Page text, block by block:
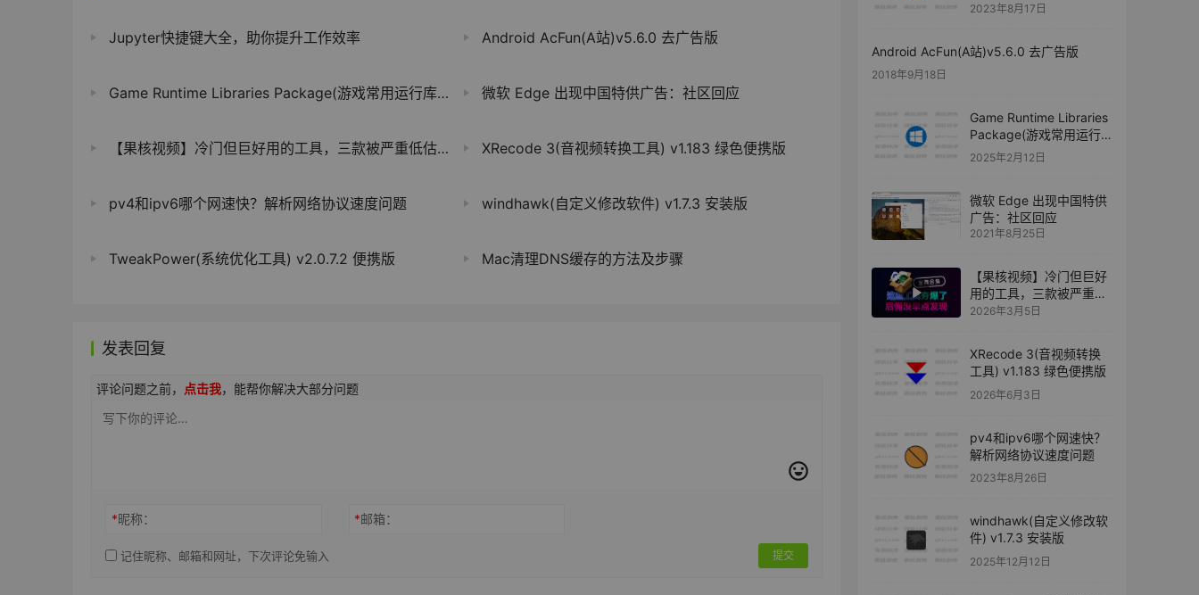
Jupyter快捷键大全，助你提升工作效率 Android AcFun(A站)v5.6.0 去广告版
Game Runtime Libraries Package(游戏常用运行库) v3.0.24.0821 微软 Edge 出现中国特供广告：社区回应
【果核视频】冷门但巨好用的工具，三款被严重低估的效率神器 XRecode 3(音视频转换工具) v1.183 绿色便携版
pv4和ipv6哪个网速快？解析网络协议速度问题 windhawk(自定义修改软件) v1.7.3 安装版
TweakPower(系统优化工具) v2.0.7.2 便携版 Mac清理DNS缓存的方法及步骤
发表回复
评论问题之前， 点击我，能帮你解决大部分问题
*昵称： *邮箱：
记住昵称、邮箱和网址，下次评论免输入 提交
2023年8月17日
Android AcFun(A站)v5.6.0 去广告版
2018年9月18日
Game Runtime Libraries
Package(游戏常用运行
库) v3.0.24.0821
2025年2月12日
微软 Edge 出现中国特供
广告：社区回应
2021年8月25日
【果核视频】冷门但巨好
用的工具，三款被严重低
估的效率神器
2026年3月5日
XRecode 3(音视频转换
工具) v1.183 绿色便携版
2026年6月3日
pv4和ipv6哪个网速快？
解析网络协议速度问题
2023年8月26日
windhawk(自定义修改软
件) v1.7.3 安装版
2025年12月12日